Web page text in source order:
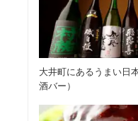
大井町にあるうまい日
酒バー）